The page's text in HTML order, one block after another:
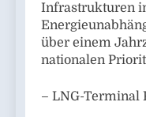
Infrastrukturen
über einem
nationalen
– LNG-Terminal